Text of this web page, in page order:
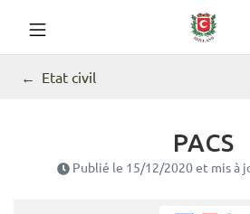
contenu
Etat civil
PACS
Publié le 15/12/2020et mis à